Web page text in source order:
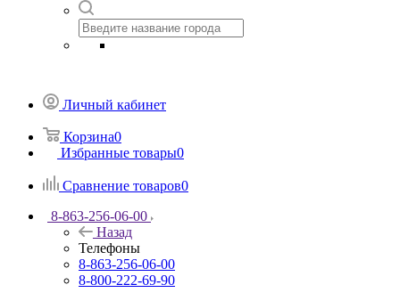
Личный кабинет
Корзина0
Избранные товары0
Сравнение товаров0
8-863-256-06-00
Назад
Телефоны
8-863-256-06-00
8-800-222-69-90